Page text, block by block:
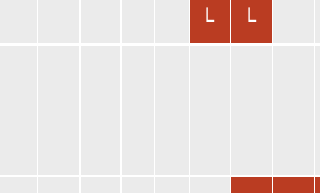
L L